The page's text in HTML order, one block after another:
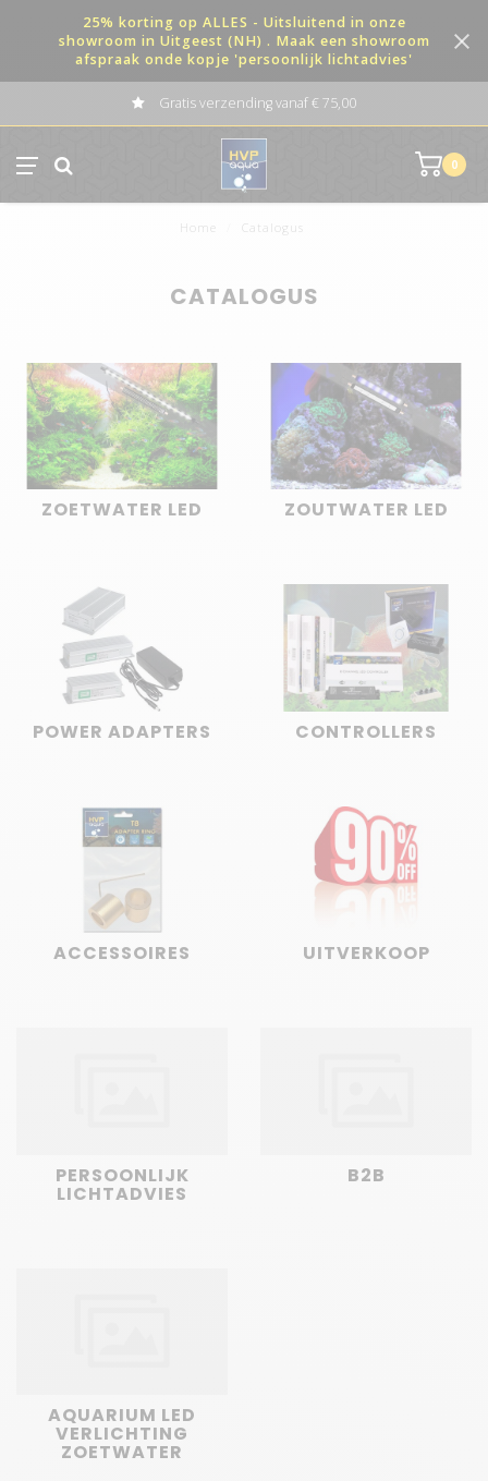
25% korting op ALLES - Uitsluitend in onze
showroom in Uitgeest (NH) . Maak een showroom
afspraak onde kopje 'persoonlijk lichtadvies'
Gratis verzending vanaf € 75,00
0
Home Catalogus
CATALOGUS
ZOETWATER LED ZOUTWATER LED
POWER ADAPTERS CONTROLLERS
ACCESSOIRES UITVERKOOP
PERSOONLIJK
LICHTADVIES
B2B
AQUARIUM LED
VERLICHTING
ZOETWATER